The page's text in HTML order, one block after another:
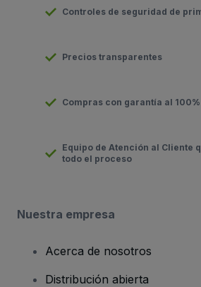
Controles de seguridad de
Precios transparentes
Compras con garantía al 100%
Equipo de Atención al Cliente
todo el proceso
Nuestra empresa
Acerca de nosotros
Distribución abierta